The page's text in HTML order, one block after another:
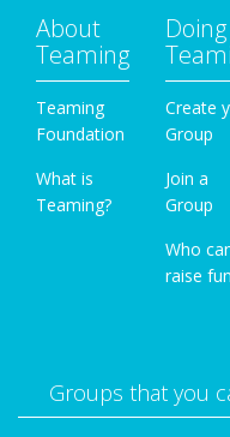
About
Teaming
Teaming
Foundation
What is
Teaming?
Doing
Create
Group
Join a
Group
Who
raise
Groups that you